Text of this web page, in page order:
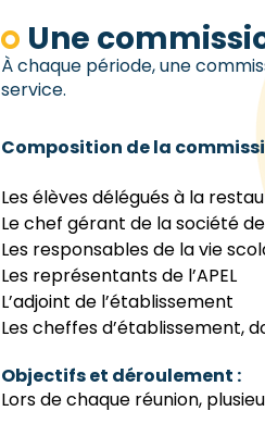
Une
À chaque période, une
service.
Composition de la
Les élèves délégués à la
Le chef gérant de la société
Les responsables de la vie
Les représentants de l’APEL
L’adjoint de l’établissement
Les cheffes d’établissement,
Objectifs et déroulement :
Lors de chaque réunion,